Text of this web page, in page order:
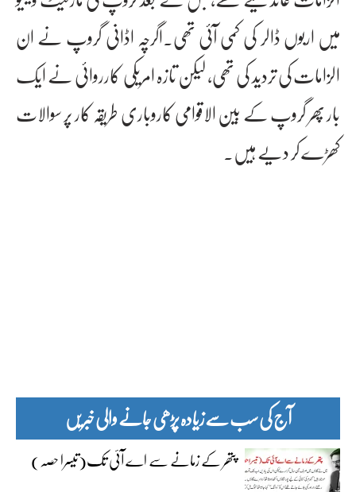
میں اربوں ڈالر کی کمی آئی تھی۔اگرچہ اڈانی گروپ نے ان
الزامات کی تردید کی تھی، لیکن تازہ امریکی کارروائی نے ایک
بار پھر گروپ کے بین الاقوامی کاروباری طریقہ کار پر سوالات
کھڑے کر دیے ہیں۔
آج کی سب سے زیادہ پڑھی جانے والی خبریں
پتھر کے زمانے سے اے آئی تک(تیسرا حصہ)